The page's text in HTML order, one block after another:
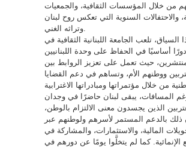
من خلال المؤسسات الثقافية، والجمعيات
والاحتفالات السنوية التي تعكس روح لبنان
وتراثه الغني.
السياق، تلعب الجامعة اللبنانية الثقافية في
دورًا أساسيًا في الحفاظ على وحدة اللبنانيين
حيث تعمل على تعزيز الروابط بين
ووطنهم الأم، وتساهم في دعم القضايا
المسافات، يبقى لبنان حاضرًا في وجدان
الذين يجسدون معنى الالتزام بالوطن،
ذلك بالدعم المستمر لأسرهم ولوطنهم عبر
المالية، والاستثمارات، والمشاركة في
الإنمائية. كما لم يتخلَّوا يومًا عن دورهم في